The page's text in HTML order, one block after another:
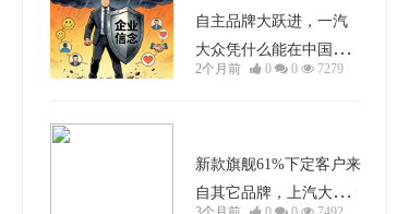
自主品牌大跃进，一汽
大众凭什么能在中国车
市站住脚？
2个月前 0 0 7279
新款旗舰61%下定客户来
自其它品牌，上汽大众